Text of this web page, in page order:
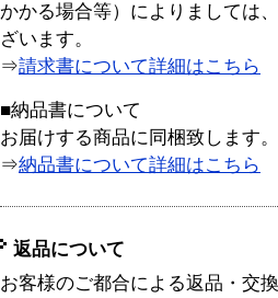
かかる場合等）によりましては
ざいます。
⇒請求書について詳細はこちら
■納品書について
お届けする商品に同梱致します。
⇒納品書について詳細はこちら
返品について
お客様のご都合による返品・交